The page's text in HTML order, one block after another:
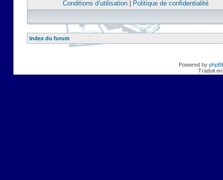
Conditions d’utilisation| Politique de confidentialité
Index du forum
Powered by
Traduit